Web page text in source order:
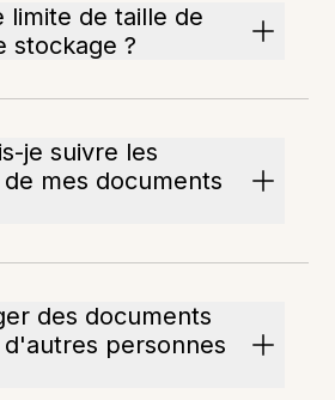
limite de taille de
stockage ?
je suivre les
mes documents
des documents
personnes